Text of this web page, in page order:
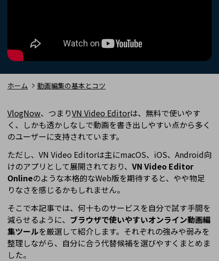
ホーム 動画編集の基本とコツ
VlogNow、つまりVN Video Editorは、無料で使いやす
く、しかも透かしなしで動画を書き出しやすい点から多く
のユーザーに支持されています。
ただし、VN Video Editorは主にmacOS、iOS、Android向
けのアプリとして展開されており、 VN Video Editor
Onlineのような本格的なWeb版を期待すると、やや物足
りなさを感じるかもしれません。
そこで本記事では、何十ものサービスを自分で試す手間を
減らせるように、 ブラウザで使いやすいオンライン動画編
集ツールを厳選して紹介します。それぞれの強みや弱みを
整理しながら、自分に合う代替候補を選びやすくまとめま
した。